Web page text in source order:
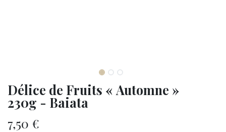
Délice de Fruits « Automne »
230g - Baiata
7,50 €